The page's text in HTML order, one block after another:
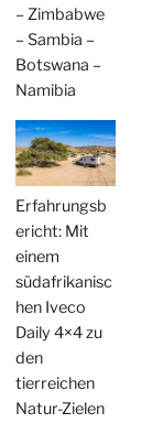
– Zimbabwe
– Sambia –
Botswana –
Namibia
Erfahrungsb
ericht: Mit
einem
südafrikanisc
hen Iveco
Daily 4×4 zu
den
tierreichen
Natur-Zielen